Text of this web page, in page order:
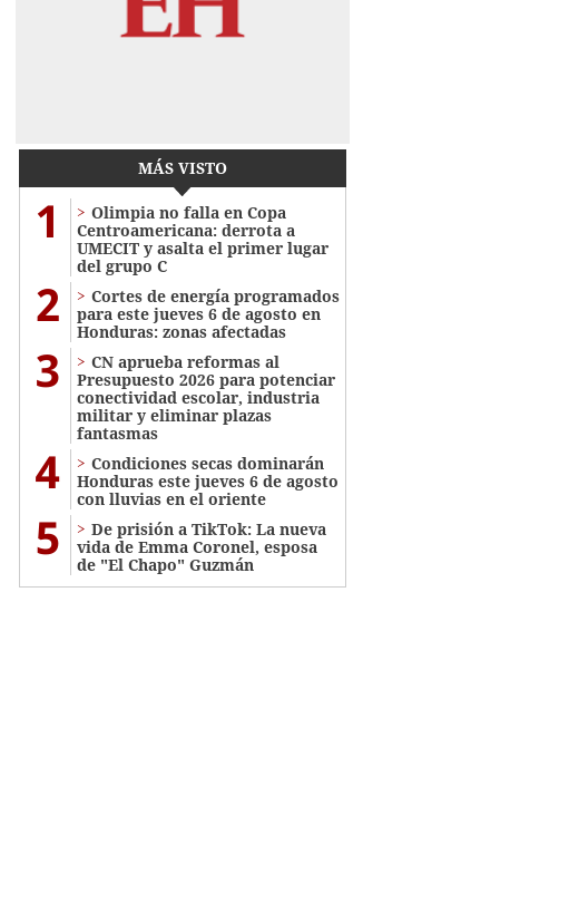
MÁS VISTO
1
Olimpia no falla en Copa
Centroamericana: derrota a
UMECIT y asalta el primer lugar
del grupo C
2
Cortes de energía programados
para este jueves 6 de agosto en
Honduras: zonas afectadas
3
CN aprueba reformas al
Presupuesto 2026 para potenciar
conectividad escolar, industria
militar y eliminar plazas
fantasmas
4
Condiciones secas dominarán
Honduras este jueves 6 de agosto
con lluvias en el oriente
5
De prisión a TikTok: La nueva
vida de Emma Coronel, esposa
de "El Chapo" Guzmán